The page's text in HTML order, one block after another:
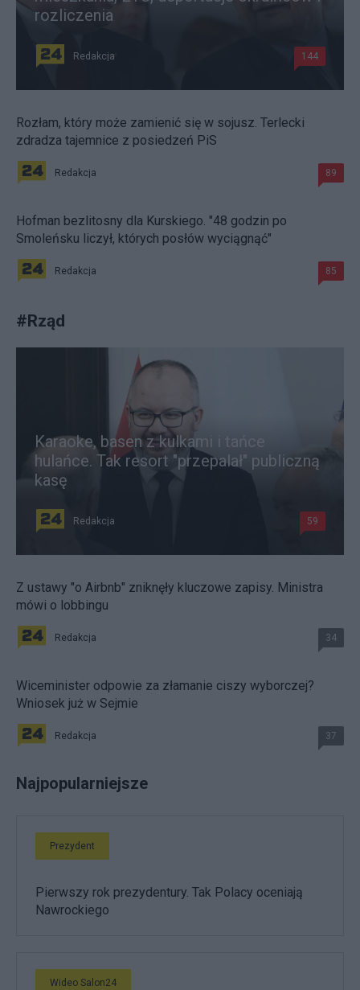
rozliczenia
Redakcja 144
Rozłam, który może zamienić się w sojusz. Terlecki
zdradza tajemnice z posiedzeń PiS
Redakcja 89
Hofman bezlitosny dla Kurskiego. "48 godzin po
Smoleńsku liczył, których posłów wyciągnąć"
Redakcja 85
#Rząd
Karaoke, basen z kulkami i tańce
hulańce. Tak resort "przepalał" publiczną
kasę
Redakcja 59
Z ustawy "o Airbnb" zniknęły kluczowe zapisy. Ministra
mówi o lobbingu
Redakcja 34
Wiceminister odpowie za złamanie ciszy wyborczej?
Wniosek już w Sejmie
Redakcja 37
Najpopularniejsze
Prezydent
Pierwszy rok prezydentury. Tak Polacy oceniają
Nawrockiego
Wideo Salon24